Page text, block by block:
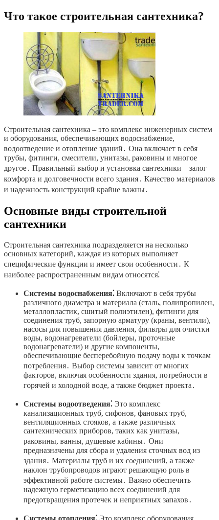
Что такое строительная сантехника?
Строительная сантехника – это комплекс инженерных систем
и оборудования, обеспечивающих водоснабжение,
водоотведение и отопление зданий․ Она включает в себя
трубы, фитинги, смесители, унитазы, раковины и многое
другое․ Правильный выбор и установка сантехники – залог
комфорта и долговечности всего здания․ Качество материалов
и надежность конструкций крайне важны․
Основные виды строительной
сантехники
Строительная сантехника подразделяется на несколько
основных категорий, каждая из которых выполняет
специфические функции и имеет свои особенности․ К
наиболее распространенным видам относятся⁚
Системы водоснабжения⁚ Включают в себя трубы
различного диаметра и материала (сталь, полипропилен,
металлопластик, сшитый полиэтилен), фитинги для
соединения труб, запорную арматуру (краны, вентили),
насосы для повышения давления, фильтры для очистки
воды, водонагреватели (бойлеры, проточные
водонагреватели) и другие компоненты,
обеспечивающие бесперебойную подачу воды к точкам
потребления․ Выбор системы зависит от многих
факторов, включая особенности здания, потребности в
горячей и холодной воде, а также бюджет проекта․
Системы водоотведения⁚ Это комплекс
канализационных труб, сифонов, фановых труб,
вентиляционных стояков, а также различных
сантехнических приборов, таких как унитазы,
раковины, ванны, душевые кабины․ Они
предназначены для сбора и удаления сточных вод из
здания․ Материалы труб и их соединений, а также
наклон трубопроводов играют решающую роль в
эффективной работе системы․ Важно обеспечить
надежную герметизацию всех соединений для
предотвращения протечек и неприятных запахов․